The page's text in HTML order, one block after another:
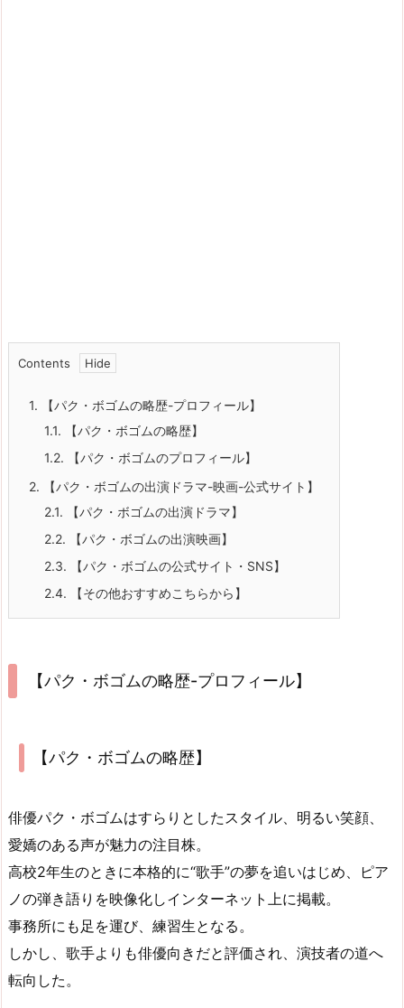
Contents
1. 【パク・ボゴムの略歴-プロフィール】
1.1. 【パク・ボゴムの略歴】
1.2. 【パク・ボゴムのプロフィール】
2. 【パク・ボゴムの出演ドラマ-映画-公式サイト】
2.1. 【パク・ボゴムの出演ドラマ】
2.2. 【パク・ボゴムの出演映画】
2.3. 【パク・ボゴムの公式サイト・SNS】
2.4. 【その他おすすめこちらから】
【パク・ボゴムの略歴-プロフィール】
【パク・ボゴムの略歴】
俳優パク・ボゴムはすらりとしたスタイル、明るい笑顔、
愛嬌のある声が魅力の注目株。
高校2年生のときに本格的に“歌手”の夢を追いはじめ、ピア
ノの弾き語りを映像化しインターネット上に掲載。
事務所にも足を運び、練習生となる。
しかし、歌手よりも俳優向きだと評価され、演技者の道へ
転向した。